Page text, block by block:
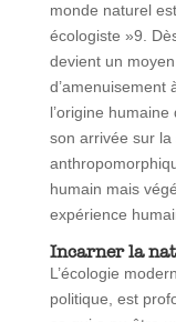
monde naturel
écologiste »9.
devient un
d’amenuisement
l’origine
son arrivée sur la
humain mais
expérience
Incarner la
L’écologie
politique, est